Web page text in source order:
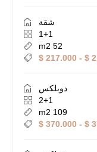
يجمع بين
معنا فوراً. الفرص
شقة
1+1
52 m2
دوبلكس
2+1
109 m2